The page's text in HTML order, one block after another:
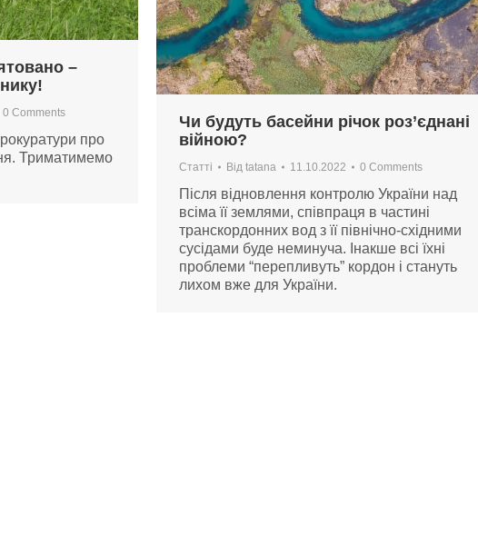
–
0 Comments
про
Триматимемо
Чи будуть басейни річок роз’єднані
війною?
Статті Від tatana 11.10.2022 0 Comments
Після відновлення контролю України над
всіма її землями, співпраця в частині
транскордонних вод з її північно-східними
сусідами буде неминуча. Інакше всі їхні
проблеми “перепливуть” кордон і стануть
лихом вже для України.